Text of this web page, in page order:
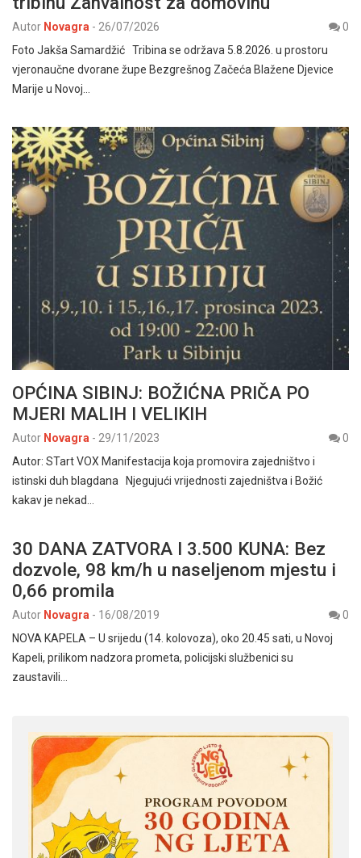
Autor Novagra - 26/07/2026
0
Foto Jakša Samardžić Tribina se održava 5.8.2026. u prostoru
vjeronaučne dvorane župe Bezgrešnog Začeća Blažene Djevice
Marije u Novoj…
OPĆINA SIBINJ: BOŽIĆNA PRIČA PO
MJERI MALIH I VELIKIH
Autor Novagra - 29/11/2023
0
Autor: STart VOX Manifestacija koja promovira zajedništvo i
istinski duh blagdana Njegujući vrijednosti zajedništva i Božić
kakav je nekad…
30 DANA ZATVORA I 3.500 KUNA: Bez
dozvole, 98 km/h u naseljenom mjestu i
0,66 promila
Autor Novagra - 16/08/2019
0
NOVA KAPELA – U srijedu (14. kolovoza), oko 20.45 sati, u Novoj
Kapeli, prilikom nadzora prometa, policijski službenici su
zaustavili…